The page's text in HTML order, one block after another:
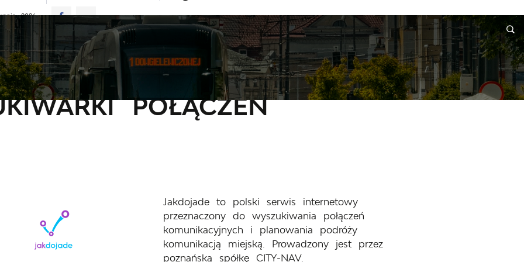
2026
25°C
JAZDY AKTUALNOŚCI KOMUNIKATY NASZA OFERTA INFORMACJE WNIOSKI I REKLAMACJE KONTAKT
Wyszukiwarki połączeń
POŁĄCZEŃ
Jakdojade to polski serwis internetowy
przeznaczony do wyszukiwania połączeń
komunikacyjnych i planowania podróży
komunikacją miejską. Prowadzony jest przez
poznańską spółkę CITY-NAV.